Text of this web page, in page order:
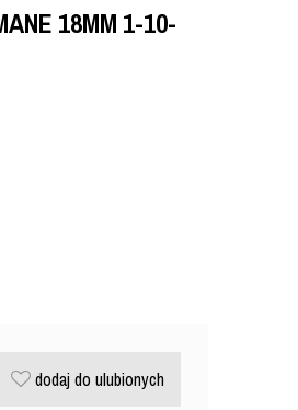
18MM 1-10-
dodaj do ulubionych